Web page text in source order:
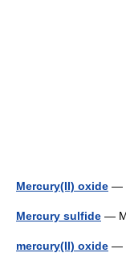
Mercury(II) oxide —
Mercury sulfide —
mercury(II) oxide —